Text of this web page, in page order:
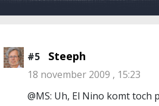
#5 Steeph
18 november 2009 , 15:23
@MS: Uh, El Nino komt toch